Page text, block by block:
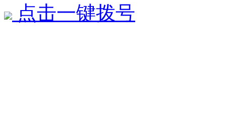
点击一键拨号